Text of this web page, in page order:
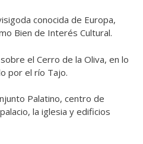
conocida de Europa,
Bien de Interés Cultural.
el Cerro de la Oliva, en lo
por el río Tajo.
Palatino, centro de
la iglesia y edificios